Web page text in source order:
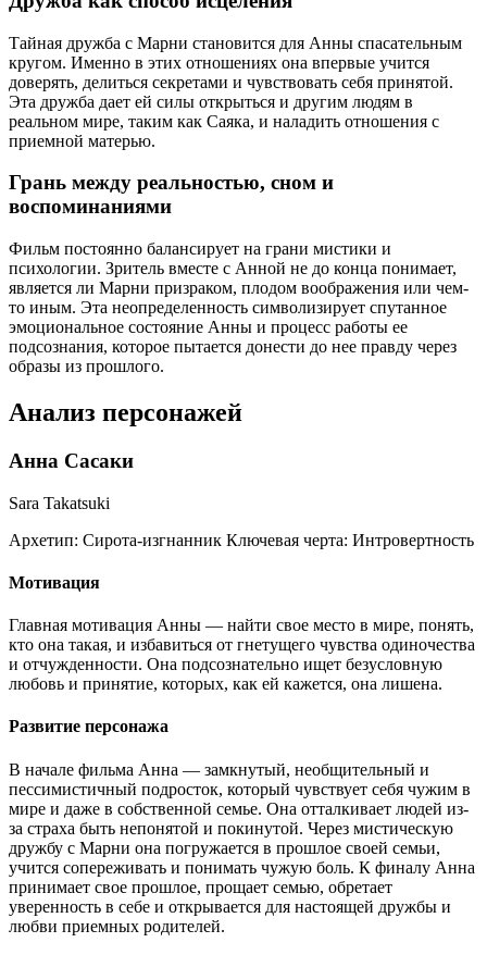
Тайная дружба с Марни становится для Анны спасательным
кругом. Именно в этих отношениях она впервые учится
доверять, делиться секретами и чувствовать себя принятой.
Эта дружба дает ей силы открыться и другим людям в
реальном мире, таким как Саяка, и наладить отношения с
приемной матерью.
Грань между реальностью, сном и
воспоминаниями
Фильм постоянно балансирует на грани мистики и
психологии. Зритель вместе с Анной не до конца понимает,
является ли Марни призраком, плодом воображения или чем-
то иным. Эта неопределенность символизирует спутанное
эмоциональное состояние Анны и процесс работы ее
подсознания, которое пытается донести до нее правду через
образы из прошлого.
Анализ персонажей
Анна Сасаки
Sara Takatsuki
Архетип: Сирота-изгнанник Ключевая черта: Интровертность
Мотивация
Главная мотивация Анны — найти свое место в мире, понять,
кто она такая, и избавиться от гнетущего чувства одиночества
и отчужденности. Она подсознательно ищет безусловную
любовь и принятие, которых, как ей кажется, она лишена.
Развитие персонажа
В начале фильма Анна — замкнутый, необщительный и
пессимистичный подросток, который чувствует себя чужим в
мире и даже в собственной семье. Она отталкивает людей из-
за страха быть непонятой и покинутой. Через мистическую
дружбу с Марни она погружается в прошлое своей семьи,
учится сопереживать и понимать чужую боль. К финалу Анна
принимает свое прошлое, прощает семью, обретает
уверенность в себе и открывается для настоящей дружбы и
любви приемных родителей.